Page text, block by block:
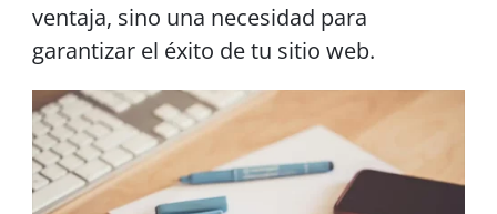
ventaja, sino una necesidad para
garantizar el éxito de tu sitio web.